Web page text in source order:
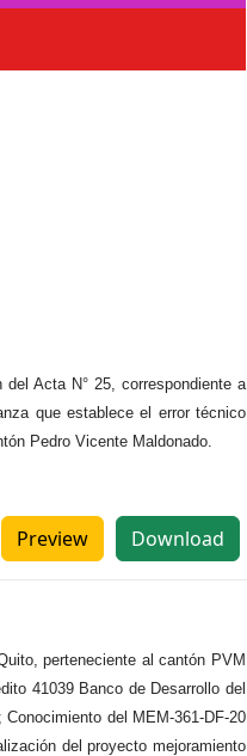
Acta N° 25, correspondiente a
que establece el error técnico
Pedro Vicente Maldonado.
Download
Preview
perteneciente al cantón PVM
41039 Banco de Desarrollo del
del MEM-361-DF-20
del proyecto mejoramiento